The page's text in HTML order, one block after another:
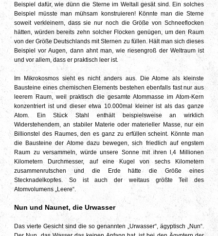
Beispiel dafür, wie dünn die Sterne im Weltall gesät sind. Ein solches
Beispiel müsste man mühsam konstruieren! Könnte man die Sterne
soweit verkleinern, dass sie nur noch die Größe von Schneeflocken
hätten, würden bereits zehn solcher Flocken genügen, um den Raum
von der Größe Deutschlands mit Sternen zu füllen. Hält man sich dieses
Beispiel vor Augen, dann ahnt man, wie riesengroß der Weltraum ist
und vor allem, dass er praktisch leer ist.
Im Mikrokosmos sieht es nicht anders aus. Die Atome als kleinste
Bausteine eines chemischen Elements bestehen ebenfalls fast nur aus
leerem Raum, weil praktisch die gesamte Atommasse im Atom-Kern
konzentriert ist und dieser etwa 10.000mal kleiner ist als das ganze
Atom. Ein Stück Stahl enthält beispielsweise an wirklich
Widerstehendem, an stabiler Materie oder materieller Masse, nur ein
Billionstel des Raumes, den es ganz zu erfüllen scheint. Könnte man
die Bausteine der Atome dazu bewegen, sich friedlich auf engstem
Raum zu versammeln, würde unsere Sonne mit ihren l,4 Millionen
Kilometern Durchmesser, auf eine Kugel von sechs Kilometern
zusammenrutschen und die Erde hätte die Größe eines
Stecknadelkopfes. So ist auch der weitaus größte Teil des
Atomvolumens „Leere“.
Nun und Naunet, die Urwasser
Das vierte Gesicht sind die so genannten „Urwasser“, ägyptisch „Nun“.